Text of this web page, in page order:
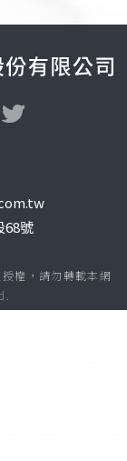
68號
權，請勿轉載本網